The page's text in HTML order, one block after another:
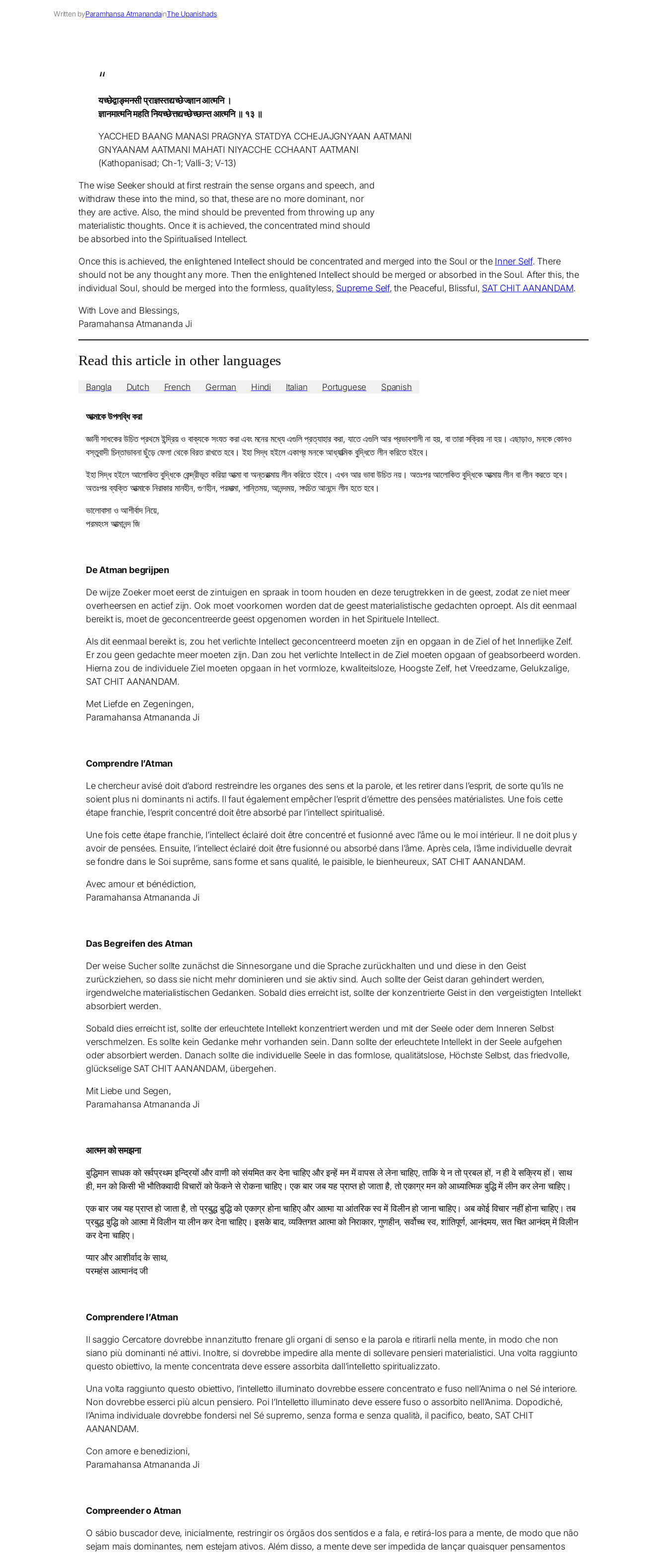
Written byParamhansa AtmanandainThe Upanishads
यच्छेद्वाङ्मनसी प्राज्ञस्तद्यच्छेज्ज्ञान आत्मनि ।
ज्ञानमात्मनि महति नियच्छेत्तद्यच्छेच्छान्त आत्मनि ॥ १३ ॥
YACCHED BAANG MANASI PRAGNYA STATDYA CCHEJAJGNYAAN AATMANI
GNYAANAM AATMANI MAHATI NIYACCHE CCHAANT AATMANI
(Kathopanisad; Ch-1; Valli-3; V-13)
The wise Seeker should at first restrain the sense organs and speech, and
withdraw these into the mind, so that, these are no more dominant, nor
they are active. Also, the mind should be prevented from throwing up any
materialistic thoughts. Once it is achieved, the concentrated mind should
be absorbed into the Spiritualised Intellect.
Once this is achieved, the enlightened Intellect should be concentrated and merged into the Soul or the Inner Self. There
should not be any thought any more. Then the enlightened Intellect should be merged or absorbed in the Soul. After this, the
individual Soul, should be merged into the formless, qualityless, Supreme Self, the Peaceful, Blissful, SAT CHIT AANANDAM.
With Love and Blessings,
Paramahansa Atmananda Ji
Read this article in other languages
Bangla Dutch French German Hindi Italian Portuguese Spanish
আত্মাকে উপলব্ধি করা
জ্ঞানী সাধকের উচিত প্রথমে ইন্দ্রিয় ও বাক্যকে সংযত করা এবং মনের মধ্যে এগুলি প্রত্যাহার করা, যাতে এগুলি আর প্রভাবশালী না হয়, বা তারা সক্রিয় না হয়। এছাড়াও, মনকে কোনও
বস্তুবাদী চিন্তাভাবনা ছুঁড়ে ফেলা থেকে বিরত রাখতে হবে। ইহা সিদ্ধ হইলে একাগ্র মনকে আধ্যাত্মিক বুদ্ধিতে লীন করিতে হইবে।
ইহা সিদ্ধ হইলে আলোকিত বুদ্ধিকে কেন্দ্রীভূত করিয়া আত্মা বা অন্তরাত্মায় লীন করিতে হইবে। এখন আর ভাবা উচিত নয়। অতঃপর আলোকিত বুদ্ধিকে আত্মায় লীন বা লীন করতে হবে।
অতঃপর ব্যক্তি আত্মাকে নিরাকার মানহীন, গুণহীন, পরমাত্মা, শান্তিময়, আনন্দময়, সৎচিত আনন্দে লীন হতে হবে।
ভালোবাসা ও আশীর্বাদ নিয়ে,
পরমহংস আত্মানন্দ জি
De Atman begrijpen
De wijze Zoeker moet eerst de zintuigen en spraak in toom houden en deze terugtrekken in de geest, zodat ze niet meer
overheersen en actief zijn. Ook moet voorkomen worden dat de geest materialistische gedachten oproept. Als dit eenmaal
bereikt is, moet de geconcentreerde geest opgenomen worden in het Spirituele Intellect.
Als dit eenmaal bereikt is, zou het verlichte Intellect geconcentreerd moeten zijn en opgaan in de Ziel of het Innerlijke Zelf.
Er zou geen gedachte meer moeten zijn. Dan zou het verlichte Intellect in de Ziel moeten opgaan of geabsorbeerd worden.
Hierna zou de individuele Ziel moeten opgaan in het vormloze, kwaliteitsloze, Hoogste Zelf, het Vreedzame, Gelukzalige,
SAT CHIT AANANDAM.
Met Liefde en Zegeningen,
Paramahansa Atmananda Ji
Comprendre l’Atman
Le chercheur avisé doit d’abord restreindre les organes des sens et la parole, et les retirer dans l’esprit, de sorte qu’ils ne
soient plus ni dominants ni actifs. Il faut également empêcher l’esprit d’émettre des pensées matérialistes. Une fois cette
étape franchie, l’esprit concentré doit être absorbé par l’intellect spiritualisé.
Une fois cette étape franchie, l’intellect éclairé doit être concentré et fusionné avec l’âme ou le moi intérieur. Il ne doit plus y
avoir de pensées. Ensuite, l’intellect éclairé doit être fusionné ou absorbé dans l’âme. Après cela, l’âme individuelle devrait
se fondre dans le Soi suprême, sans forme et sans qualité, le paisible, le bienheureux, SAT CHIT AANANDAM.
Avec amour et bénédiction,
Paramahansa Atmananda Ji
Das Begreifen des Atman
Der weise Sucher sollte zunächst die Sinnesorgane und die Sprache zurückhalten und und diese in den Geist
zurückziehen, so dass sie nicht mehr dominieren und sie aktiv sind. Auch sollte der Geist daran gehindert werden,
irgendwelche materialistischen Gedanken. Sobald dies erreicht ist, sollte der konzentrierte Geist in den vergeistigten Intellekt
absorbiert werden.
Sobald dies erreicht ist, sollte der erleuchtete Intellekt konzentriert werden und mit der Seele oder dem Inneren Selbst
verschmelzen. Es sollte kein Gedanke mehr vorhanden sein. Dann sollte der erleuchtete Intellekt in der Seele aufgehen
oder absorbiert werden. Danach sollte die individuelle Seele in das formlose, qualitätslose, Höchste Selbst, das friedvolle,
glückselige SAT CHIT AANANDAM, übergehen.
Mit Liebe und Segen,
Paramahansa Atmananda Ji
आत्मन को समझना
बुद्धिमान साधक को सर्वप्रथम इन्द्रियों और वाणी को संयमित कर देना चाहिए और इन्हें मन में वापस ले लेना चाहिए, ताकि ये न तो प्रबल हों, न ही वे सक्रिय हों। साथ
ही, मन को किसी भी भौतिकवादी विचारों को फेंकने से रोकना चाहिए। एक बार जब यह प्राप्त हो जाता है, तो एकाग्र मन को आध्यात्मिक बुद्धि में लीन कर लेना चाहिए।
एक बार जब यह प्राप्त हो जाता है, तो प्रबुद्ध बुद्धि को एकाग्र होना चाहिए और आत्मा या आंतरिक स्व में विलीन हो जाना चाहिए। अब कोई विचार नहीं होना चाहिए। तब
प्रबुद्ध बुद्धि को आत्मा में विलीन या लीन कर देना चाहिए। इसके बाद, व्यक्तिगत आत्मा को निराकार, गुणहीन, सर्वोच्च स्व, शांतिपूर्ण, आनंदमय, सत चित आनंदम् में विलीन
कर देना चाहिए।
प्यार और आशीर्वाद के साथ,
परमहंस आत्मानंद जी
Comprendere l’Atman
Il saggio Cercatore dovrebbe innanzitutto frenare gli organi di senso e la parola e ritirarli nella mente, in modo che non
siano più dominanti né attivi. Inoltre, si dovrebbe impedire alla mente di sollevare pensieri materialistici. Una volta raggiunto
questo obiettivo, la mente concentrata deve essere assorbita dall’intelletto spiritualizzato.
Una volta raggiunto questo obiettivo, l’intelletto illuminato dovrebbe essere concentrato e fuso nell’Anima o nel Sé interiore.
Non dovrebbe esserci più alcun pensiero. Poi l’Intelletto illuminato deve essere fuso o assorbito nell’Anima. Dopodiché,
l’Anima individuale dovrebbe fondersi nel Sé supremo, senza forma e senza qualità, il pacifico, beato, SAT CHIT
AANANDAM.
Con amore e benedizioni,
Paramahansa Atmananda Ji
Compreender o Atman
O sábio buscador deve, inicialmente, restringir os órgãos dos sentidos e a fala, e retirá-los para a mente, de modo que não
sejam mais dominantes, nem estejam ativos. Além disso, a mente deve ser impedida de lançar quaisquer pensamentos